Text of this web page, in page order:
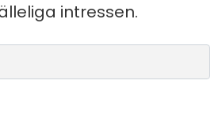
intressen.